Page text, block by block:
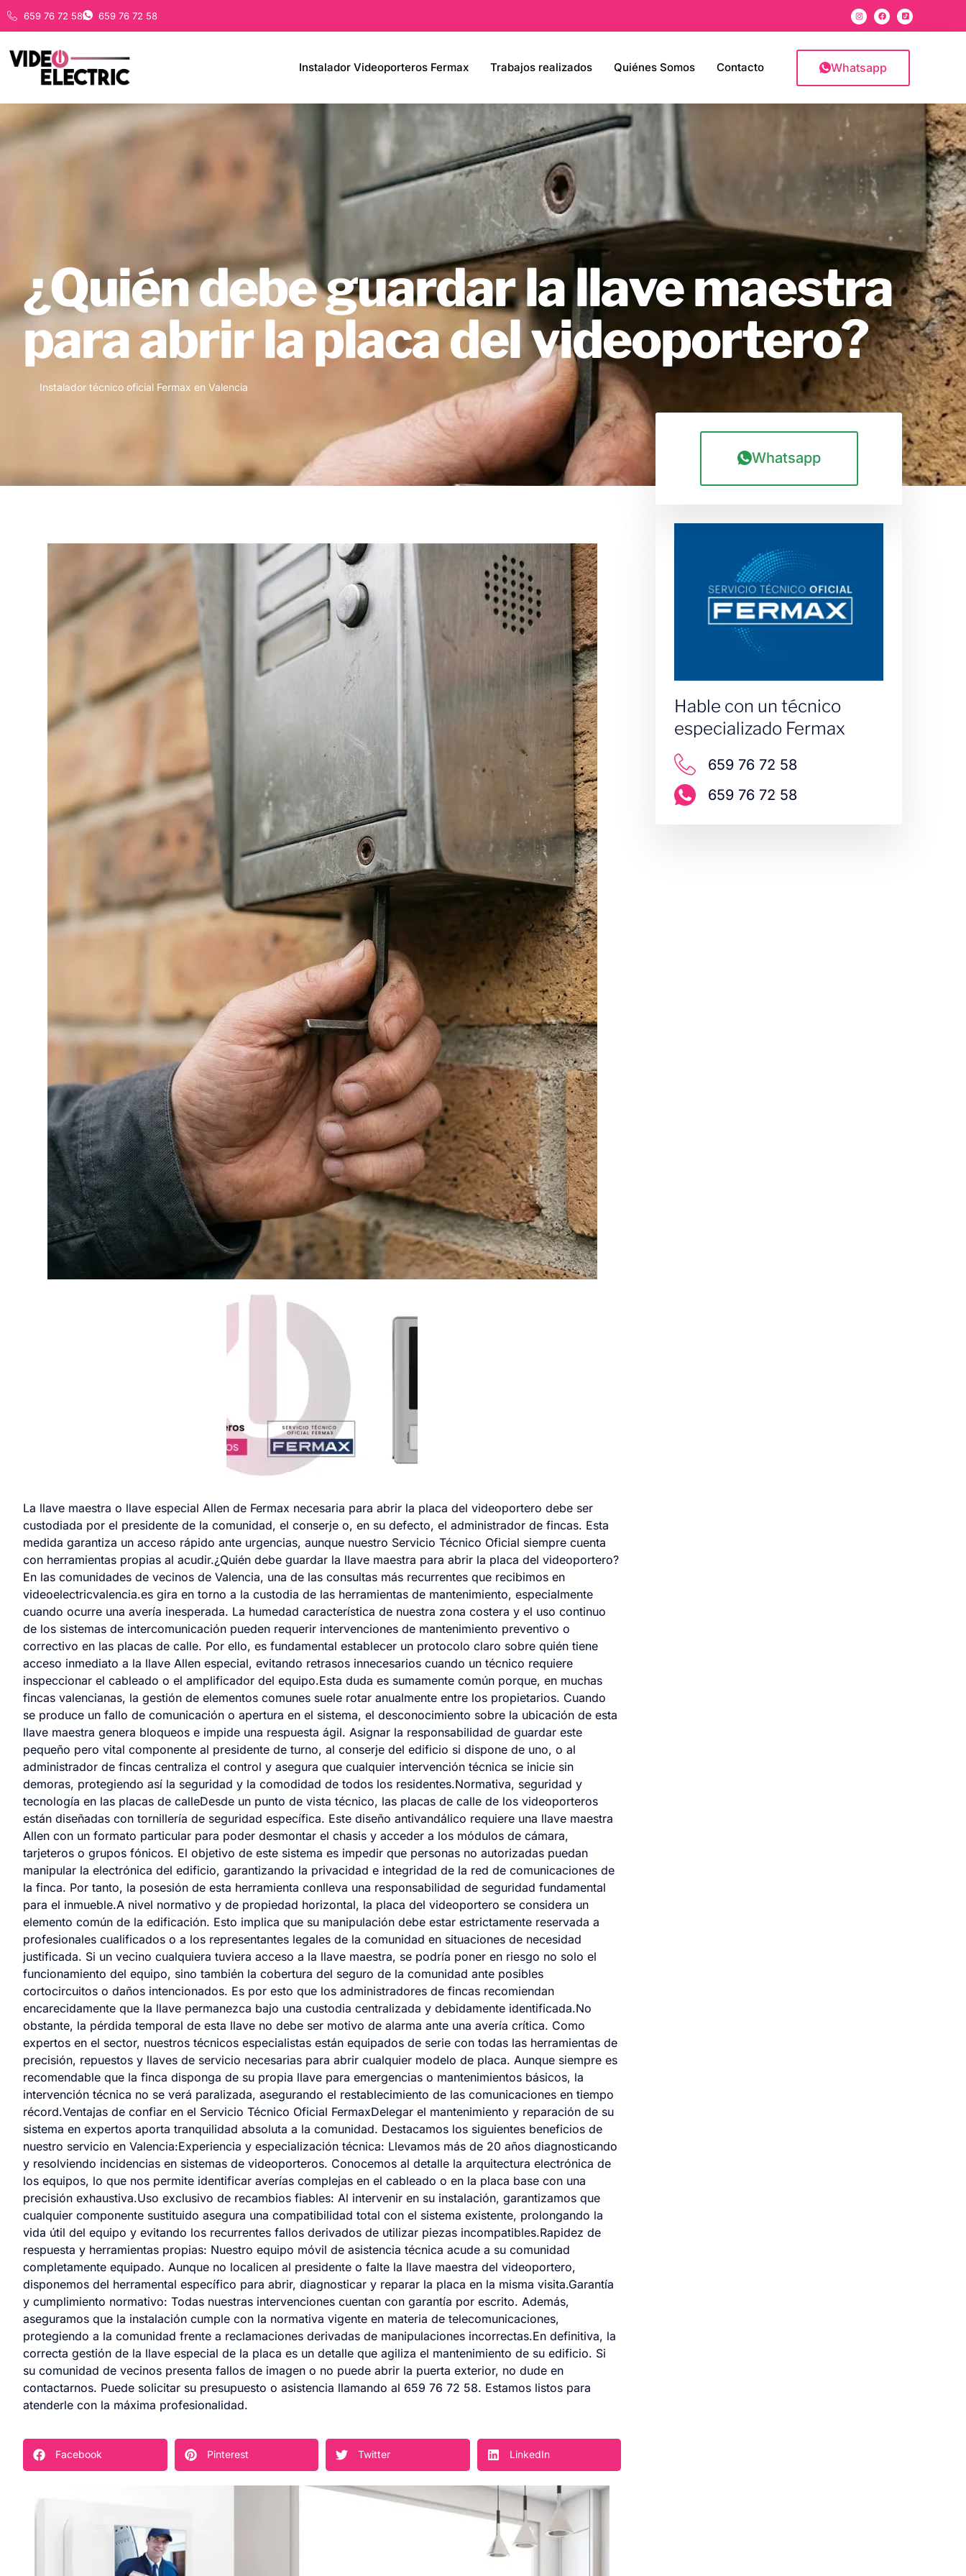
659 76 72 58 659 76 72 58
Instalador Videoporteros Fermax Trabajos realizados Quiénes Somos Contacto Whatsapp
¿Quién debe guardar la llave maestra
para abrir la placa del videoportero?
Instalador técnico oficial Fermax en Valencia
La llave maestra o llave especial Allen de Fermax necesaria para abrir la placa del videoportero debe ser
custodiada por el presidente de la comunidad, el conserje o, en su defecto, el administrador de fincas. Esta
medida garantiza un acceso rápido ante urgencias, aunque nuestro Servicio Técnico Oficial siempre cuenta
con herramientas propias al acudir.¿Quién debe guardar la llave maestra para abrir la placa del videoportero?
En las comunidades de vecinos de Valencia, una de las consultas más recurrentes que recibimos en
videoelectricvalencia.es gira en torno a la custodia de las herramientas de mantenimiento, especialmente
cuando ocurre una avería inesperada. La humedad característica de nuestra zona costera y el uso continuo
de los sistemas de intercomunicación pueden requerir intervenciones de mantenimiento preventivo o
correctivo en las placas de calle. Por ello, es fundamental establecer un protocolo claro sobre quién tiene
acceso inmediato a la llave Allen especial, evitando retrasos innecesarios cuando un técnico requiere
inspeccionar el cableado o el amplificador del equipo.Esta duda es sumamente común porque, en muchas
fincas valencianas, la gestión de elementos comunes suele rotar anualmente entre los propietarios. Cuando
se produce un fallo de comunicación o apertura en el sistema, el desconocimiento sobre la ubicación de esta
llave maestra genera bloqueos e impide una respuesta ágil. Asignar la responsabilidad de guardar este
pequeño pero vital componente al presidente de turno, al conserje del edificio si dispone de uno, o al
administrador de fincas centraliza el control y asegura que cualquier intervención técnica se inicie sin
demoras, protegiendo así la seguridad y la comodidad de todos los residentes.Normativa, seguridad y
tecnología en las placas de calleDesde un punto de vista técnico, las placas de calle de los videoporteros
están diseñadas con tornillería de seguridad específica. Este diseño antivandálico requiere una llave maestra
Allen con un formato particular para poder desmontar el chasis y acceder a los módulos de cámara,
tarjeteros o grupos fónicos. El objetivo de este sistema es impedir que personas no autorizadas puedan
manipular la electrónica del edificio, garantizando la privacidad e integridad de la red de comunicaciones de
la finca. Por tanto, la posesión de esta herramienta conlleva una responsabilidad de seguridad fundamental
para el inmueble.A nivel normativo y de propiedad horizontal, la placa del videoportero se considera un
elemento común de la edificación. Esto implica que su manipulación debe estar estrictamente reservada a
profesionales cualificados o a los representantes legales de la comunidad en situaciones de necesidad
justificada. Si un vecino cualquiera tuviera acceso a la llave maestra, se podría poner en riesgo no solo el
funcionamiento del equipo, sino también la cobertura del seguro de la comunidad ante posibles
cortocircuitos o daños intencionados. Es por esto que los administradores de fincas recomiendan
encarecidamente que la llave permanezca bajo una custodia centralizada y debidamente identificada.No
obstante, la pérdida temporal de esta llave no debe ser motivo de alarma ante una avería crítica. Como
expertos en el sector, nuestros técnicos especialistas están equipados de serie con todas las herramientas de
precisión, repuestos y llaves de servicio necesarias para abrir cualquier modelo de placa. Aunque siempre es
recomendable que la finca disponga de su propia llave para emergencias o mantenimientos básicos, la
intervención técnica no se verá paralizada, asegurando el restablecimiento de las comunicaciones en tiempo
récord.Ventajas de confiar en el Servicio Técnico Oficial FermaxDelegar el mantenimiento y reparación de su
sistema en expertos aporta tranquilidad absoluta a la comunidad. Destacamos los siguientes beneficios de
nuestro servicio en Valencia:Experiencia y especialización técnica: Llevamos más de 20 años diagnosticando
y resolviendo incidencias en sistemas de videoporteros. Conocemos al detalle la arquitectura electrónica de
los equipos, lo que nos permite identificar averías complejas en el cableado o en la placa base con una
precisión exhaustiva.Uso exclusivo de recambios fiables: Al intervenir en su instalación, garantizamos que
cualquier componente sustituido asegura una compatibilidad total con el sistema existente, prolongando la
vida útil del equipo y evitando los recurrentes fallos derivados de utilizar piezas incompatibles.Rapidez de
respuesta y herramientas propias: Nuestro equipo móvil de asistencia técnica acude a su comunidad
completamente equipado. Aunque no localicen al presidente o falte la llave maestra del videoportero,
disponemos del herramental específico para abrir, diagnosticar y reparar la placa en la misma visita.Garantía
y cumplimiento normativo: Todas nuestras intervenciones cuentan con garantía por escrito. Además,
aseguramos que la instalación cumple con la normativa vigente en materia de telecomunicaciones,
protegiendo a la comunidad frente a reclamaciones derivadas de manipulaciones incorrectas.En definitiva, la
correcta gestión de la llave especial de la placa es un detalle que agiliza el mantenimiento de su edificio. Si
su comunidad de vecinos presenta fallos de imagen o no puede abrir la puerta exterior, no dude en
contactarnos. Puede solicitar su presupuesto o asistencia llamando al 659 76 72 58. Estamos listos para
atenderle con la máxima profesionalidad.
Facebook Pinterest Twitter LinkedIn
Whatsapp
Hable con un técnico
especializado Fermax
659 76 72 58
659 76 72 58